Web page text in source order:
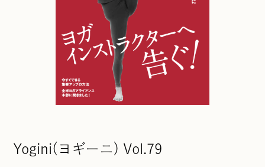
Yogini(ヨギーニ) Vol.79